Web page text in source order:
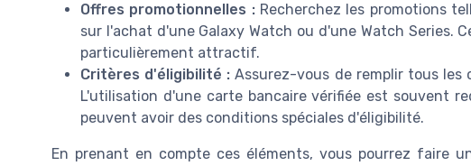
Offres promotionnelles : Recherchez les promotions
sur l'achat d'une Galaxy Watch ou d'une Watch Series.
particulièrement attractif.
Critères d'éligibilité :Assurez-vous de remplir tous les
L'utilisation d'une carte bancaire vérifiée est souvent
peuvent avoir des conditions spéciales d'éligibilité.
En prenant en compte ces éléments, vous pourrez faire